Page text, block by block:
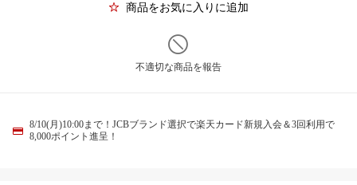
商品をお気に入りに追加
不適切な商品を報告
8/10(月)10:00まで！JCBブランド選択で楽天カード新規入会＆3回利用で
8,000ポイント進呈！